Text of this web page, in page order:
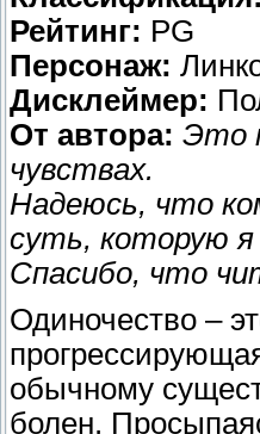
Рейтинг: PG
Персонаж:
Дисклеймер:
От автора: Это
чувствах.
Надеюсь, что
суть, которую
Спасибо, что
Одиночество –
обычному
болен.